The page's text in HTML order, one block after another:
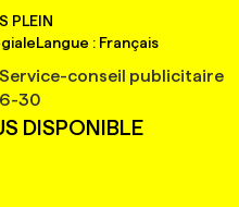
PLEIN
Langue : Français
conseil publicitaire
30
DISPONIBLE